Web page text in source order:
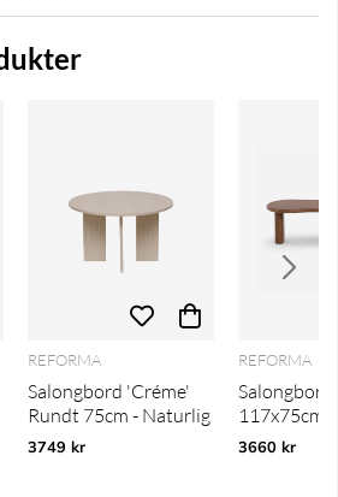
REFORMA
Salongbord 'Créme'
Rundt 75cm - Naturlig
3749 kr
REFORMA
117x75cm
3660 kr